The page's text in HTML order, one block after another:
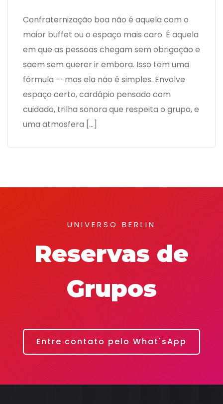
Confraternização boa não é aquela com o
maior buffet ou o espaço mais caro. É aquela
em que as pessoas chegam sem obrigação e
saem sem querer ir embora. Isso tem uma
fórmula — mas ela não é simples. Envolve
espaço certo, cardápio pensado com
cuidado, trilha sonora que respeita o grupo, e
uma atmosfera […]
UNIVERSO BERLIN
Reservas de
Grupos
Entre contato pelo What'sApp